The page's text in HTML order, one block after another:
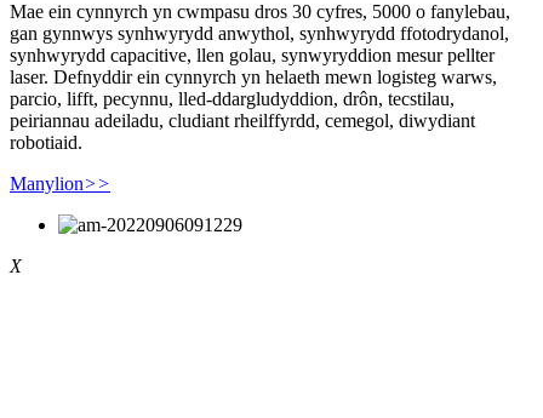
Mae ein cynnyrch yn cwmpasu dros 30 cyfres, 5000 o fanylebau,
gan gynnwys synhwyrydd anwythol, synhwyrydd ffotodrydanol,
synhwyrydd capacitive, llen golau, synwyryddion mesur pellter
laser. Defnyddir ein cynnyrch yn helaeth mewn logisteg warws,
parcio, lifft, pecynnu, lled-ddargludyddion, drôn, tecstilau,
peiriannau adeiladu, cludiant rheilffyrdd, cemegol, diwydiant
robotiaid.
Manylion>>
X